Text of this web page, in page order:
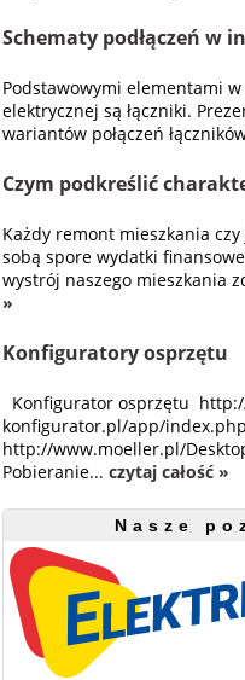
Schematy podłączeń w
Podstawowymi elementami
elektrycznej są łączniki.
wariantów połączeń
Czym podkreślić
Każdy remont mieszkania
sobą spore wydatki
wystrój naszego mieszkania
»
Konfiguratory osprzętu
Konfigurator osprzętu
konfigurator.pl/app/
http://www.moeller.pl/
Pobieranie...czytaj całość »
Nasze